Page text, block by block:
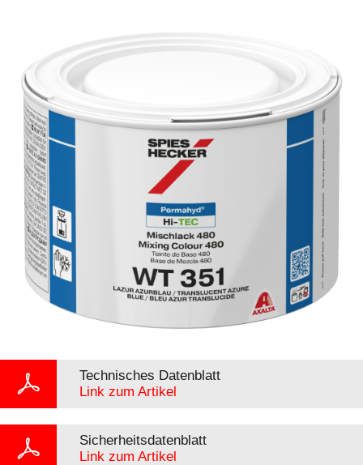
Technisches Datenblatt
Link zum Artikel
Sicherheitsdatenblatt
Link zum Artikel